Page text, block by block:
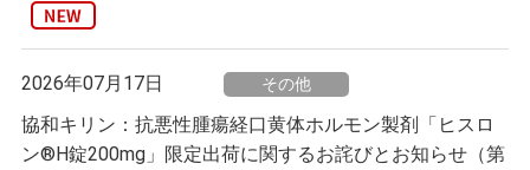
2026年07月17日 その他
協和キリン：抗悪性腫瘍経口黄体ホルモン製剤「ヒスロ
ン®H錠200mg」限定出荷に関するお詫びとお知らせ（第